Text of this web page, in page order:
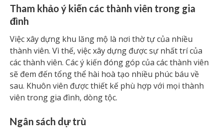
Tham khảo ý kiến các thành viên trong gia
đình
Việc xây dựng khu lăng mộ là nơi thờ tự của nhiều
thành viên. Vì thế, việc xây dựng được sự nhất trí của
các thành viên. Các ý kiến đóng góp của các thành viên
sẽ đem đến tổng thể hài hoà tạo nhiều phúc báu về
sau. Khuôn viên được thiết kế phù hợp với mọi thành
viên trong gia đình, dòng tộc.
Ngân sách dự trù